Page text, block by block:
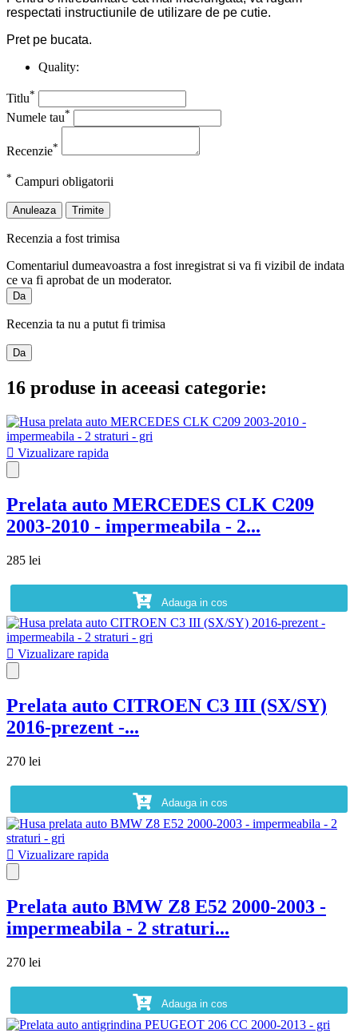
respectati instructiunile de utilizare de pe cutie.
Pret pe bucata.
Quality:
Titlu*
Numele tau*
Recenzie*
* Campuri obligatorii
Anuleaza Trimite
Recenzia a fost trimisa
Comentariul dumeavoastra a fost inregistrat si va fi vizibil de indata
ce va fi aprobat de un moderator.
Da
Recenzia ta nu a putut fi trimisa
Da
16 produse in aceeasi categorie:
 Vizualizare rapida
Prelata auto MERCEDES CLK C209
2003-2010 - impermeabila - 2...
285 lei
Adauga in cos
 Vizualizare rapida
Prelata auto CITROEN C3 III (SX/SY)
2016-prezent -...
270 lei
Adauga in cos
 Vizualizare rapida
Prelata auto BMW Z8 E52 2000-2003 -
impermeabila - 2 straturi...
270 lei
Adauga in cos